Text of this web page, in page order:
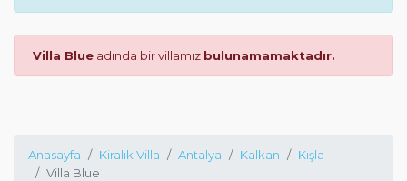
Villa Blue adında bir villamız bulunamamaktadır.
Anasayfa Kiralık Villa Antalya Kalkan
Kışla
Villa Blue